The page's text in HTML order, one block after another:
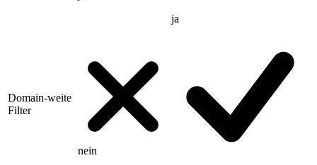
ja
Domain-weite
Filter
nein